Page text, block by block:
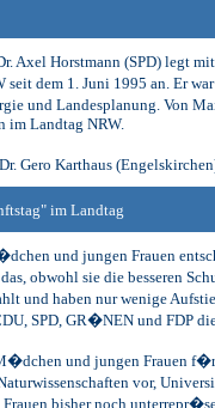
Axel Horstmann (SPD) legt
seit dem 1. Juni 1995 an. Er
und Landesplanung. Von
im Landtag NRW.
Gero Karthaus
im Landtag
und jungen Frauen
obwohl sie die besseren
und haben nur wenige
SPD, GR�NEN und FDP
und jungen Frauen
vor,
bisher noch